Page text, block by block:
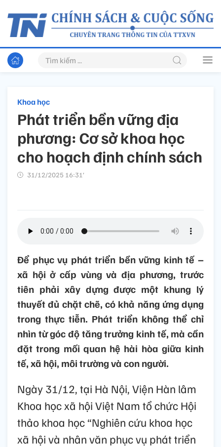
Khoa học
Phát triển bền vững địa
phương: Cơ sở khoa học
cho hoạch định chính sách
31/12/2025 16:31’
Để phục vụ phát triển bền vững kinh tế –
xã hội ở cấp vùng và địa phương, trước
tiên phải xây dựng được một khung lý
thuyết đủ chặt chẽ, có khả năng ứng dụng
trong thực tiễn. Phát triển không thể chỉ
nhìn từ góc độ tăng trưởng kinh tế, mà cần
đặt trong mối quan hệ hài hòa giữa kinh
tế, xã hội, môi trường và con người.
Ngày 31/12, tại Hà Nội, Viện Hàn lâm
Khoa học xã hội Việt Nam tổ chức Hội
thảo khoa học “Nghiên cứu khoa học
xã hội và nhân văn phục vụ phát triển